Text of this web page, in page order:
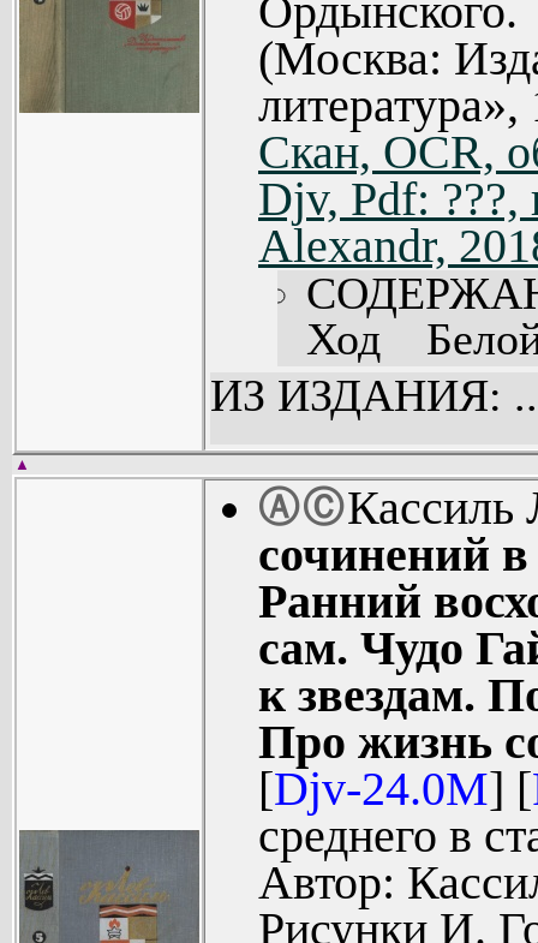
Портрет
Година
Портрет
Ночная
Солнце
История с
Ордынского.
(Москва:
литература»,
Скан, OCR,
Djv, Pdf: ???,
Alexandr,
Ход
Рисунки Л.
Чаша
Л.
По морям,
Рисунки И.
«Диско»
Вдова
Матч в
Пекины
Ученик
Трансбалт
Будьте
ИЗ ИЗДАНИЯ:
▲
ⒶⒸ
сочинений
Ранний
сам. Чудо
к звездам.
Про жизнь
[Djv-24.0M] [
среднего в
Автор:
Рисунки И.